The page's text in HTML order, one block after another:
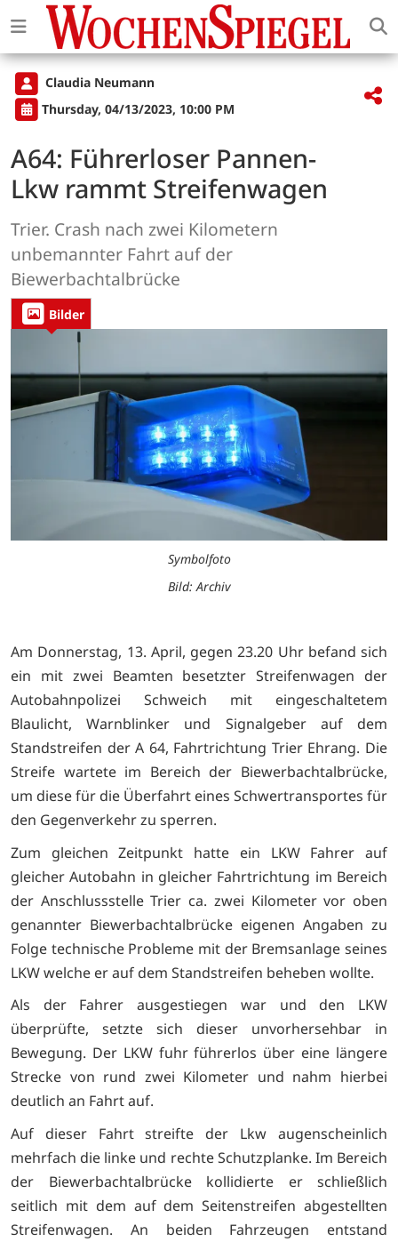
Claudia Neumann
Thursday, 04/13/2023, 10:00 PM
A64: Führerloser Pannen-
Lkw rammt Streifenwagen
Trier. Crash nach zwei Kilometern
unbemannter Fahrt auf der
Biewerbachtalbrücke
Bilder
Symbolfoto
Bild: Archiv
Am Donnerstag, 13. April, gegen 23.20 Uhr befand sich
ein mit zwei Beamten besetzter Streifenwagen der
Autobahnpolizei Schweich mit eingeschaltetem
Blaulicht, Warnblinker und Signalgeber auf dem
Standstreifen der A 64, Fahrtrichtung Trier Ehrang. Die
Streife wartete im Bereich der Biewerbachtalbrücke,
um diese für die Überfahrt eines Schwertransportes für
den Gegenverkehr zu sperren.
Zum gleichen Zeitpunkt hatte ein LKW Fahrer auf
gleicher Autobahn in gleicher Fahrtrichtung im Bereich
der Anschlussstelle Trier ca. zwei Kilometer vor oben
genannter Biewerbachtalbrücke eigenen Angaben zu
Folge technische Probleme mit der Bremsanlage seines
LKW welche er auf dem Standstreifen beheben wollte.
Als der Fahrer ausgestiegen war und den LKW
überprüfte, setzte sich dieser unvorhersehbar in
Bewegung. Der LKW fuhr führerlos über eine längere
Strecke von rund zwei Kilometer und nahm hierbei
deutlich an Fahrt auf.
Auf dieser Fahrt streifte der Lkw augenscheinlich
mehrfach die linke und rechte Schutzplanke. Im Bereich
der Biewerbachtalbrücke kollidierte er schließlich
seitlich mit dem auf dem Seitenstreifen abgestellten
Streifenwagen. An beiden Fahrzeugen entstand